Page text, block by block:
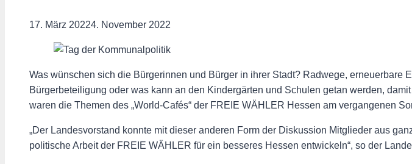
17. März 20224. November 2022
Was wünschen sich die Bürgerinnen und Bürger in ihrer Stadt? Radwege, erneuerbare
Bürgerbeteiligung oder was kann an den Kindergärten und Schulen getan werden,
waren die Themen des „World-Cafés“ der FREIE WÄHLER Hessen am vergangenen
„Der Landesvorstand konnte mit dieser anderen Form der Diskussion Mitglieder aus
politische Arbeit der FREIE WÄHLER für ein besseres Hessen entwickeln“, so der